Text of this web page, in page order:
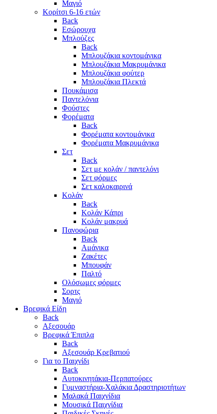
Μαγιό
Κορίτσι 6-16 ετών
Back
Εσώρουχα
Μπλούζες
Back
Μπλουζάκια κοντομάνικα
Μπλουζάκια Μακρυμάνικα
Μπλουζάκια φούτερ
Μπλουζάκια Πλεκτά
Πουκάμισα
Παντελόνια
Φούστες
Φορέματα
Back
Φορέματα κοντομάνικα
Φορέματα Μακρυμάνικα
Σετ
Back
Σετ με κολάν / παντελόνι
Σετ φόρμες
Σετ καλοκαιρινά
Κολάν
Back
Κολάν Κάπρι
Κολάν μακρυά
Πανοφώρια
Back
Αμάνικα
Ζακέτες
Μπουφάν
Παλτό
Ολόσωμες φόρμες
Σορτς
Μαγιό
Βρεφικά Είδη
Back
Αξεσουάρ
Βρεφικά Έπιπλα
Back
Αξεσουάρ Κρεβατιού
Για το Παιχνίδι
Back
Αυτοκινητάκια-Περπατούρες
Γυμναστήρια-Χαλάκια Δραστηριοτήτων
Μαλακά Παιχνίδια
Μουσικά Παιχνίδια